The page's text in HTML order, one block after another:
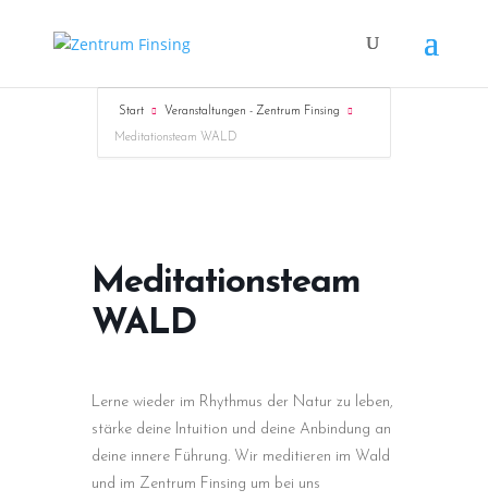
Start Veranstaltungen - Zentrum Finsing
Meditationsteam WALD
Meditationsteam
WALD
Lerne wieder im Rhythmus der Natur zu leben,
stärke deine Intuition und deine Anbindung an
deine innere Führung. Wir meditieren im Wald
und im Zentrum Finsing um bei uns